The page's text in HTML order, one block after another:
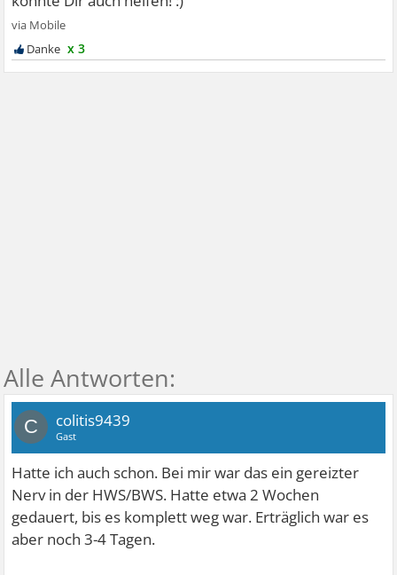
x 3
C colitis9439
Gast
Hatte ich auch schon. Bei mir war das ein gereizter
Nerv in der HWS/BWS. Hatte etwa 2 Wochen
gedauert, bis es komplett weg war. Erträglich war es
aber noch 3-4 Tagen.